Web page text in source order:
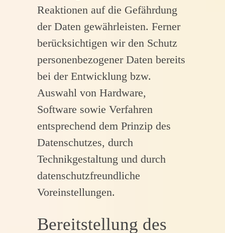
Reaktionen auf die Gefährdung
der Daten gewährleisten. Ferner
berücksichtigen wir den Schutz
personenbezogener Daten bereits
bei der Entwicklung bzw.
Auswahl von Hardware,
Software sowie Verfahren
entsprechend dem Prinzip des
Datenschutzes, durch
Technikgestaltung und durch
datenschutzfreundliche
Voreinstellungen.
Bereitstellung des